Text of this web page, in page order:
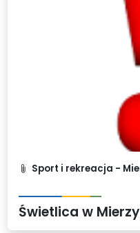
Sport i rekreacja -
Świetlica w